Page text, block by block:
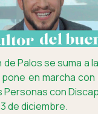
Palos se suma a
pone en marcha con
Personas con
de diciembre.